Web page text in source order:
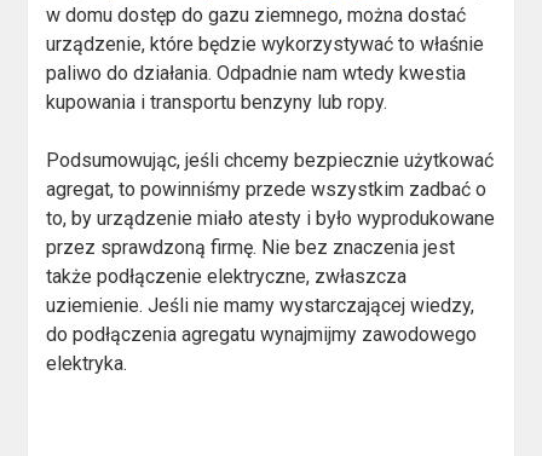
w domu dostęp do gazu ziemnego, można dostać
urządzenie, które będzie wykorzystywać to właśnie
paliwo do działania. Odpadnie nam wtedy kwestia
kupowania i transportu benzyny lub ropy.
Podsumowując, jeśli chcemy bezpiecznie użytkować
agregat, to powinniśmy przede wszystkim zadbać o
to, by urządzenie miało atesty i było wyprodukowane
przez sprawdzoną firmę. Nie bez znaczenia jest
także podłączenie elektryczne, zwłaszcza
uziemienie. Jeśli nie mamy wystarczającej wiedzy,
do podłączenia agregatu wynajmijmy zawodowego
elektryka.